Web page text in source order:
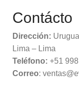
Contácto
Dirección:
Lima – Lima
Teléfono: +51
Correo: